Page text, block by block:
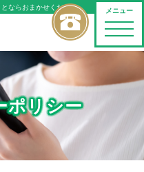
メニュー
toggle
とならおまかせください
ポリシー